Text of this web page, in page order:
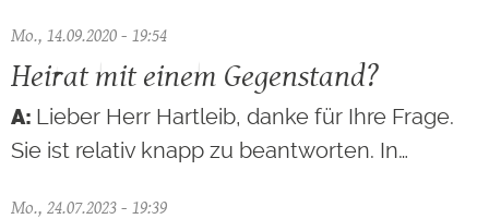
Mo., 14.09.2020 - 19:54
Heirat mit einem Gegenstand?
Lieber Herr Hartleib, danke für Ihre Frage.
Sie ist relativ knapp zu beantworten. In…
Mo., 24.07.2023 - 19:39